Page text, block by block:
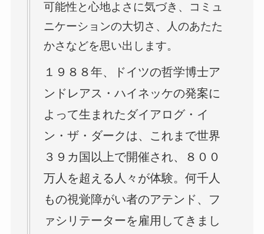
可能性と心地よさに気づき、コミュ
ニケーションの大切さ、人のあたた
かさなどを思い出します。
１９８８年、ドイツの哲学博士ア
ンドレアス・ハイネッケの発案に
よって生まれたダイアログ・イ
ン・ザ・ダークは、これまで世界
３９カ国以上で開催され、８００
万人を超える人々が体験。何千人
もの視覚障がい者のアテンド、フ
ァシリテーターを雇用してきまし